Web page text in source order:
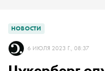
НОВОСТИ
6 ИЮЛЯ 2023 Г., 08:37